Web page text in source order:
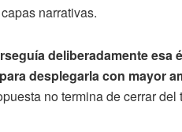
narrativas.
deliberadamente esa
desplegarla con mayor
no termina de cerrar